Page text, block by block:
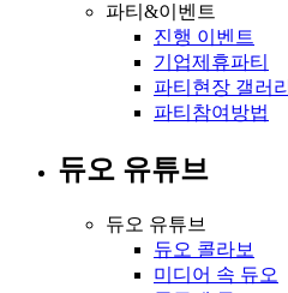
파티&이벤트
진행 이벤트
기업제휴파티
파티현장 갤러리
파티참여방법
듀오 유튜브
듀오 유튜브
듀오 콜라보
미디어 속 듀오